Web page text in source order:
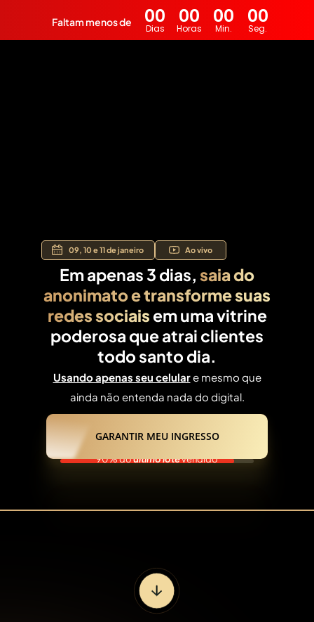
Faltam menos de 00
Dias
00
Horas
00
Min.
00
Seg.
09, 10 e 11 de janeiro Ao vivo
Em apenas 3 dias, saia do
anonimato e transforme suas
redes sociais em uma vitrine
poderosa que atrai clientes
todo santo dia.
Usando apenas seu celulare mesmo que
ainda não entenda nada do digital.
GARANTIR MEU INGRESSO
90% doúltimo lotevendido